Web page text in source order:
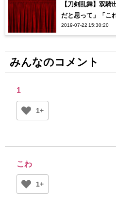
【刀剣乱舞】双騎
だと思って」「こ
2019-07-22 15:30:20
みんなのコメント
1
1+
こわ
1+